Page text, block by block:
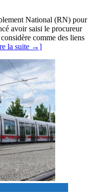
National (RN) pour
avoir saisi le procureur
comme des liens
la suite →]